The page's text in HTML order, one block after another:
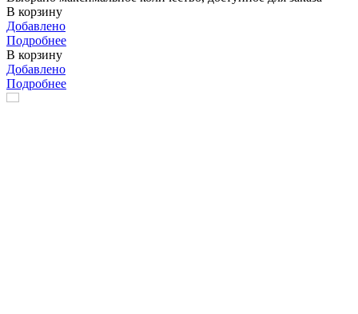
В корзину
Добавлено
Подробнее
В корзину
Добавлено
Подробнее